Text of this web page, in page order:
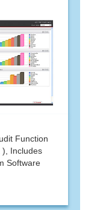
Function
), Includes
Software